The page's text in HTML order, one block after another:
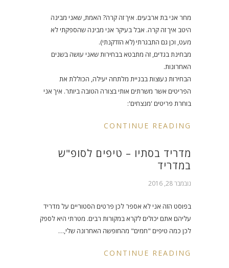
מחר אני בת ארבעים. איך זה קרה? האמת, שאני מבינה
היטב איך זה קרה. אבל בעיקר אני מבינה שהספקתי לא
מעט, וכן גם התבגרתי (לא הזדקנתי).
מבחינת בגדים, זה מתבטא בבחירות שאני עושה בשנים
האחרונות.
הבחירות נעוצות בבניית מלתחה יעילה, הכוללת את
הפריטים אשר משרתים אותי בצורה הטובה ביותר. איך אני
בוחרת פריטים 'מנצחים':
CONTINUE READING
מדריד בסתיו – טיפים לסופ"ש
במדריד
נובמבר 28, 2016
בפוסט הזה אני לא אספר לכן פרטים הסטוריים על מדריד
עליהם אתם יכולים לקרא במקורות רבים. מטרתי היא לספק
לכן כמה טיפים "חמים" מהחופשה האחרונה שלי,…
CONTINUE READING